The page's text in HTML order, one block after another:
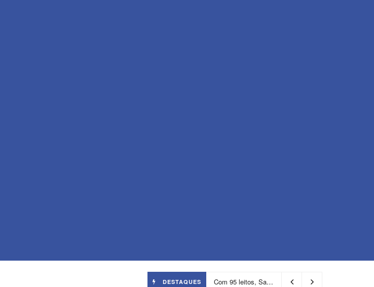
DESTAQUES Com 95 leitos, Salvador ganha hospital focado em transição de cuidados